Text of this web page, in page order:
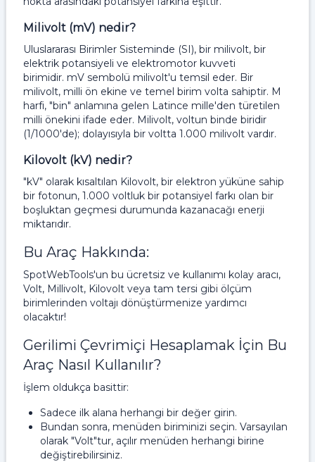
Milivolt (mV) nedir?
Uluslararası Birimler Sisteminde (SI), bir milivolt, bir
elektrik potansiyeli ve elektromotor kuvveti
birimidir. mV sembolü milivolt'u temsil eder. Bir
milivolt, milli ön ekine ve temel birim volta sahiptir. M
harfi, "bin" anlamına gelen Latince mille'den türetilen
milli önekini ifade eder. Milivolt, voltun binde biridir
(1/1000'de); dolayısıyla bir voltta 1.000 milivolt vardır.
Kilovolt (kV) nedir?
"kV" olarak kısaltılan Kilovolt, bir elektron yüküne sahip
bir fotonun, 1.000 voltluk bir potansiyel farkı olan bir
boşluktan geçmesi durumunda kazanacağı enerji
miktarıdır.
Bu Araç Hakkında:
SpotWebTools'un bu ücretsiz ve kullanımı kolay aracı,
Volt, Millivolt, Kilovolt veya tam tersi gibi ölçüm
birimlerinden voltajı dönüştürmenize yardımcı
olacaktır!
Gerilimi Çevrimiçi Hesaplamak İçin Bu
Araç Nasıl Kullanılır?
İşlem oldukça basittir:
Sadece ilk alana herhangi bir değer girin.
Bundan sonra, menüden biriminizi seçin. Varsayılan
olarak "Volt"tur, açılır menüden herhangi birine
değiştirebilirsiniz.